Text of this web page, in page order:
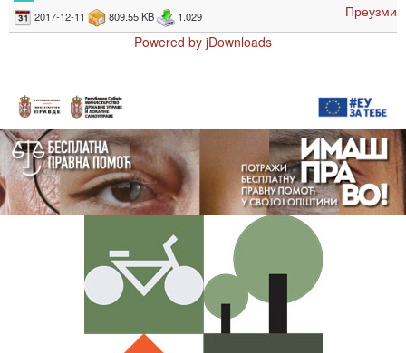
2017-12-11 809.55 KB 1.029
Преузми
Powered by jDownloads